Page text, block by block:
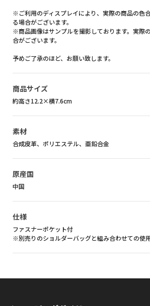
※ご利用のディスプレイにより、実際の商品の色
る場合がございます。
※商品画像はサンプルを撮影しております。実際
合がございます。
予めご了承のほど、お願い致します。
商品サイズ
約高さ12.2×横7.6cm
素材
合成皮革、ポリエステル、亜鉛合金
原産国
中国
仕様
ファスナーポケット付
※別売りのショルダーバッグと組み合わせての使用